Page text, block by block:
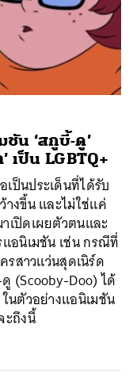
น ‘สกูบี้-ดู’
เป็น LGBTQ+
เป็นประเด็นที่ได้รับ
งขึ้น และไม่ใช่แค่
เปิดเผยตัวตนและ
อนิเมชัน เช่น กรณีที่
รสาวแว่นสุดเนิร์ด
(Scooby-Doo) ได้
นตัวอย่างแอนิเมชัน
ะถึงนี้